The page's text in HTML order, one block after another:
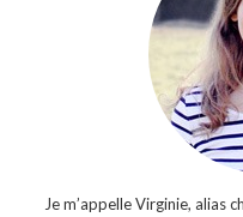
Je m’appelle Virginie, alias